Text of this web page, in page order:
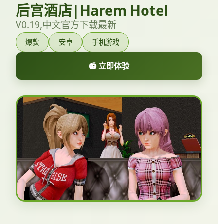
后宫酒店|Harem Hotel
V0.19,中文官方下载最新
爆款 安卓 手机游戏
📻 立即体验